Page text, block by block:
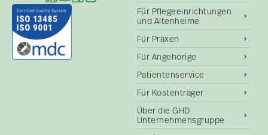
Für Pflegeeinrichtungen
und Altenheime
Für Praxen
Für Angehörige
Patientenservice
Für Kostenträger
Über die GHD
Unternehmensgruppe